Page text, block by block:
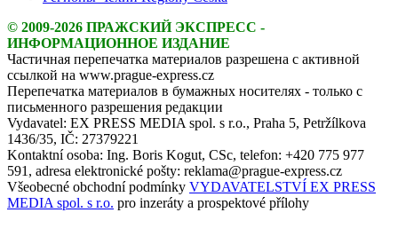
© 2009-2026 ПРАЖСКИЙ ЭКСПРЕСС -
ИНФОРМАЦИОННОЕ ИЗДАНИЕ
Частичная перепечатка материалов разрешена с активной
ссылкой на www.prague-express.cz
Перепечатка материалов в бумажных носителях - только с
письменного разрешения редакции
Vydavatel: EX PRESS MEDIA spol. s r.o., Praha 5, Petržílkova
1436/35, IČ: 27379221
Kontaktní osoba: Ing. Boris Kogut, CSc, telefon: +420 775 977
591, adresa elektronické pošty: reklama@prague-express.cz
Všeobecné obchodní podmínky VYDAVATELSTVÍ EX PRESS
MEDIA spol. s r.o. pro inzeráty a prospektové přílohy